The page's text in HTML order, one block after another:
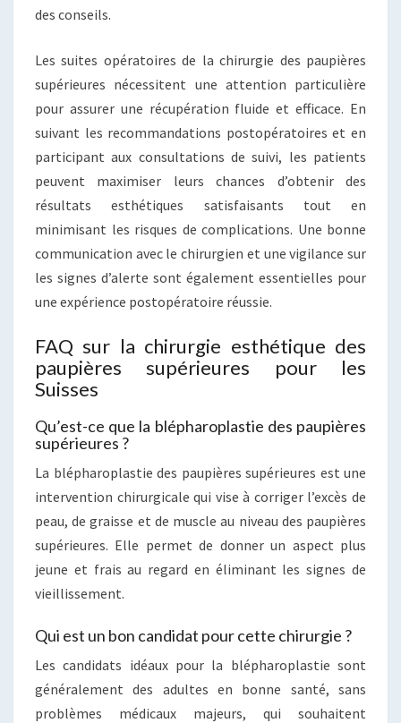
des conseils.
Les suites opératoires de la chirurgie des paupières
supérieures nécessitent une attention particulière
pour assurer une récupération fluide et efficace. En
suivant les recommandations postopératoires et en
participant aux consultations de suivi, les patients
peuvent maximiser leurs chances d’obtenir des
résultats esthétiques satisfaisants tout en
minimisant les risques de complications. Une bonne
communication avec le chirurgien et une vigilance sur
les signes d’alerte sont également essentielles pour
une expérience postopératoire réussie.
FAQ sur la chirurgie esthétique des
paupières supérieures pour les
Suisses
Qu’est-ce que la blépharoplastie des paupières
supérieures ?
La blépharoplastie des paupières supérieures est une
intervention chirurgicale qui vise à corriger l’excès de
peau, de graisse et de muscle au niveau des paupières
supérieures. Elle permet de donner un aspect plus
jeune et frais au regard en éliminant les signes de
vieillissement.
Qui est un bon candidat pour cette chirurgie ?
Les candidats idéaux pour la blépharoplastie sont
généralement des adultes en bonne santé, sans
problèmes médicaux majeurs, qui souhaitent